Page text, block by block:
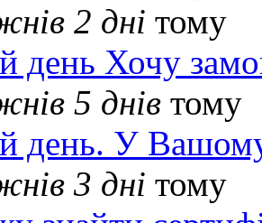
2 дні тому
день Хочу
5 днів тому
день. У Вашому
3 дні тому